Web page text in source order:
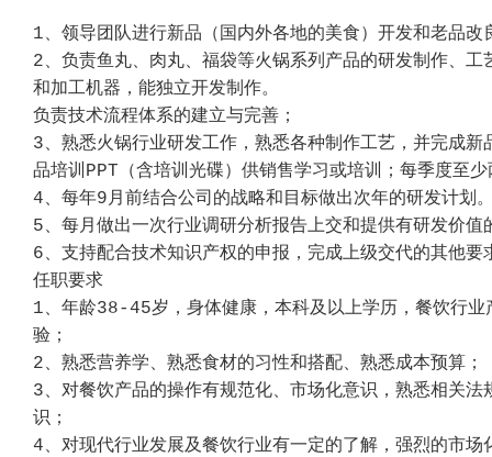
1、领导团队进行新品（国内外各地的美食）开发和老品改
2、负责鱼丸、肉丸、福袋等火锅系列产品的研发制作、
和加工机器，能独立开发制作。
负责技术流程体系的建立与完善；
3、熟悉火锅行业研发工作，熟悉各种制作工艺，并完成
品培训PPT（含培训光碟）供销售学习或培训；每季度至
4、每年9月前结合公司的战略和目标做出次年的研发计划
5、每月做出一次行业调研分析报告上交和提供有研发价值
6、支持配合技术知识产权的申报，完成上级交代的其他要
任职要求
1、年龄38-45岁，身体健康，本科及以上学历，餐饮行
验；
2、熟悉营养学、熟悉食材的习性和搭配、熟悉成本预算；
3、对餐饮产品的操作有规范化、市场化意识，熟悉相关
识；
4、对现代行业发展及餐饮行业有一定的了解，强烈的市场